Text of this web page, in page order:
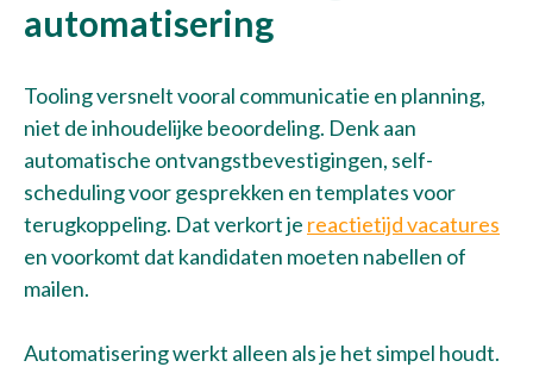
Talentwave Solution
automatisering
Tooling versnelt vooral communicatie en planning,
niet de inhoudelijke beoordeling. Denk aan
automatische ontvangstbevestigingen, self-
scheduling voor gesprekken en templates voor
terugkoppeling. Dat verkort je reactietijd vacatures
en voorkomt dat kandidaten moeten nabellen of
mailen.
Automatisering werkt alleen als je het simpel houdt.